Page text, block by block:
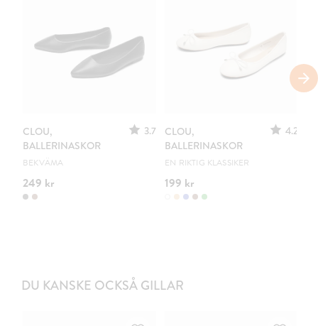
CLOU,
BALLERINASKOR
3.7
BEKVÄMA
249 kr
CLOU,
BALLERINASKOR
4.2
EN RIKTIG KLASSIKER
199 kr
DU KANSKE OCKSÅ GILLAR